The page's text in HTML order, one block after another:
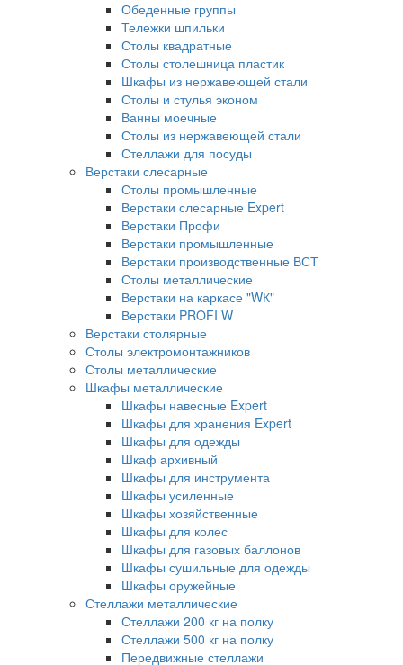
Обеденные группы
Тележки шпильки
Столы квадратные
Столы столешница пластик
Шкафы из нержавеющей стали
Столы и стулья эконом
Ванны моечные
Столы из нержавеющей стали
Стеллажи для посуды
Верстаки слесарные
Столы промышленные
Верстаки слесарные Expert
Верстаки Профи
Верстаки промышленные
Верстаки производственные ВСТ
Столы металлические
Верстаки на каркасе "WК"
Верстаки PROFI W
Верстаки столярные
Столы электромонтажников
Столы металлические
Шкафы металлические
Шкафы навесные Expert
Шкафы для хранения Expert
Шкафы для одежды
Шкаф архивный
Шкафы для инструмента
Шкафы усиленные
Шкафы хозяйственные
Шкафы для колес
Шкафы для газовых баллонов
Шкафы сушильные для одежды
Шкафы оружейные
Стеллажи металлические
Стеллажи 200 кг на полку
Стеллажи 500 кг на полку
Передвижные стеллажи